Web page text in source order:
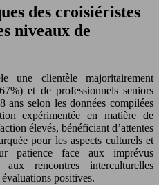
des croisiéristes
niveaux de
une clientèle majoritairement
et de professionnels seniors
ans selon les données compilées
expérimentée en matière de
élevés, bénéficiant d’attentes
pour les aspects culturels et
patience face aux imprévus
rencontres interculturelles
positives.